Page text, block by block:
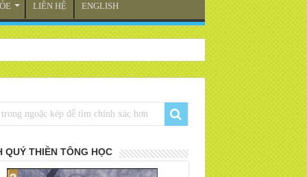
LIÊN HỆ ENGLISH
QUÝ THIỀN TÔNG HỌC